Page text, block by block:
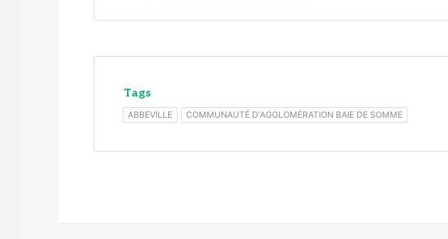
Tags
ABBEVILLE COMMUNAUTÉ D'AGGLOMÉRATION BAIE DE SOMME